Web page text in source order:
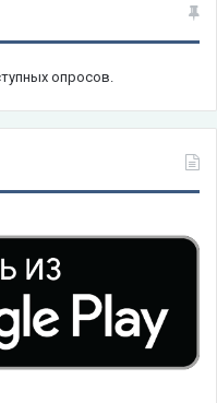
опросов.